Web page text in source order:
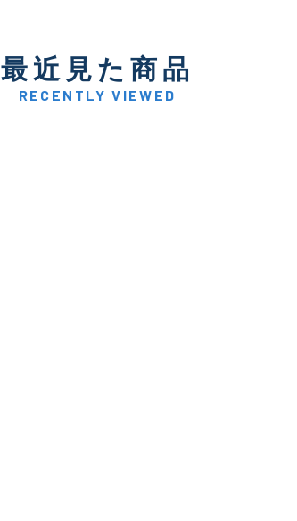
C-
い品
最近見た商品
RECENTLY VIEWED